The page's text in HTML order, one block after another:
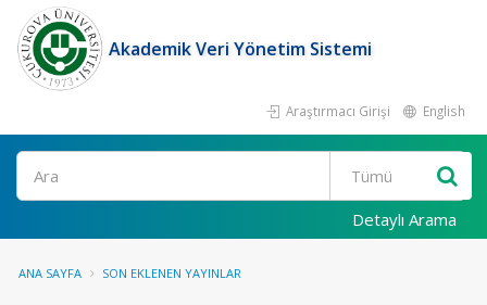
Akademik Veri Yönetim Sistemi
Araştırmacı Girişi English
Ara
Detaylı Arama
ANA SAYFA SON EKLENEN YAYINLAR